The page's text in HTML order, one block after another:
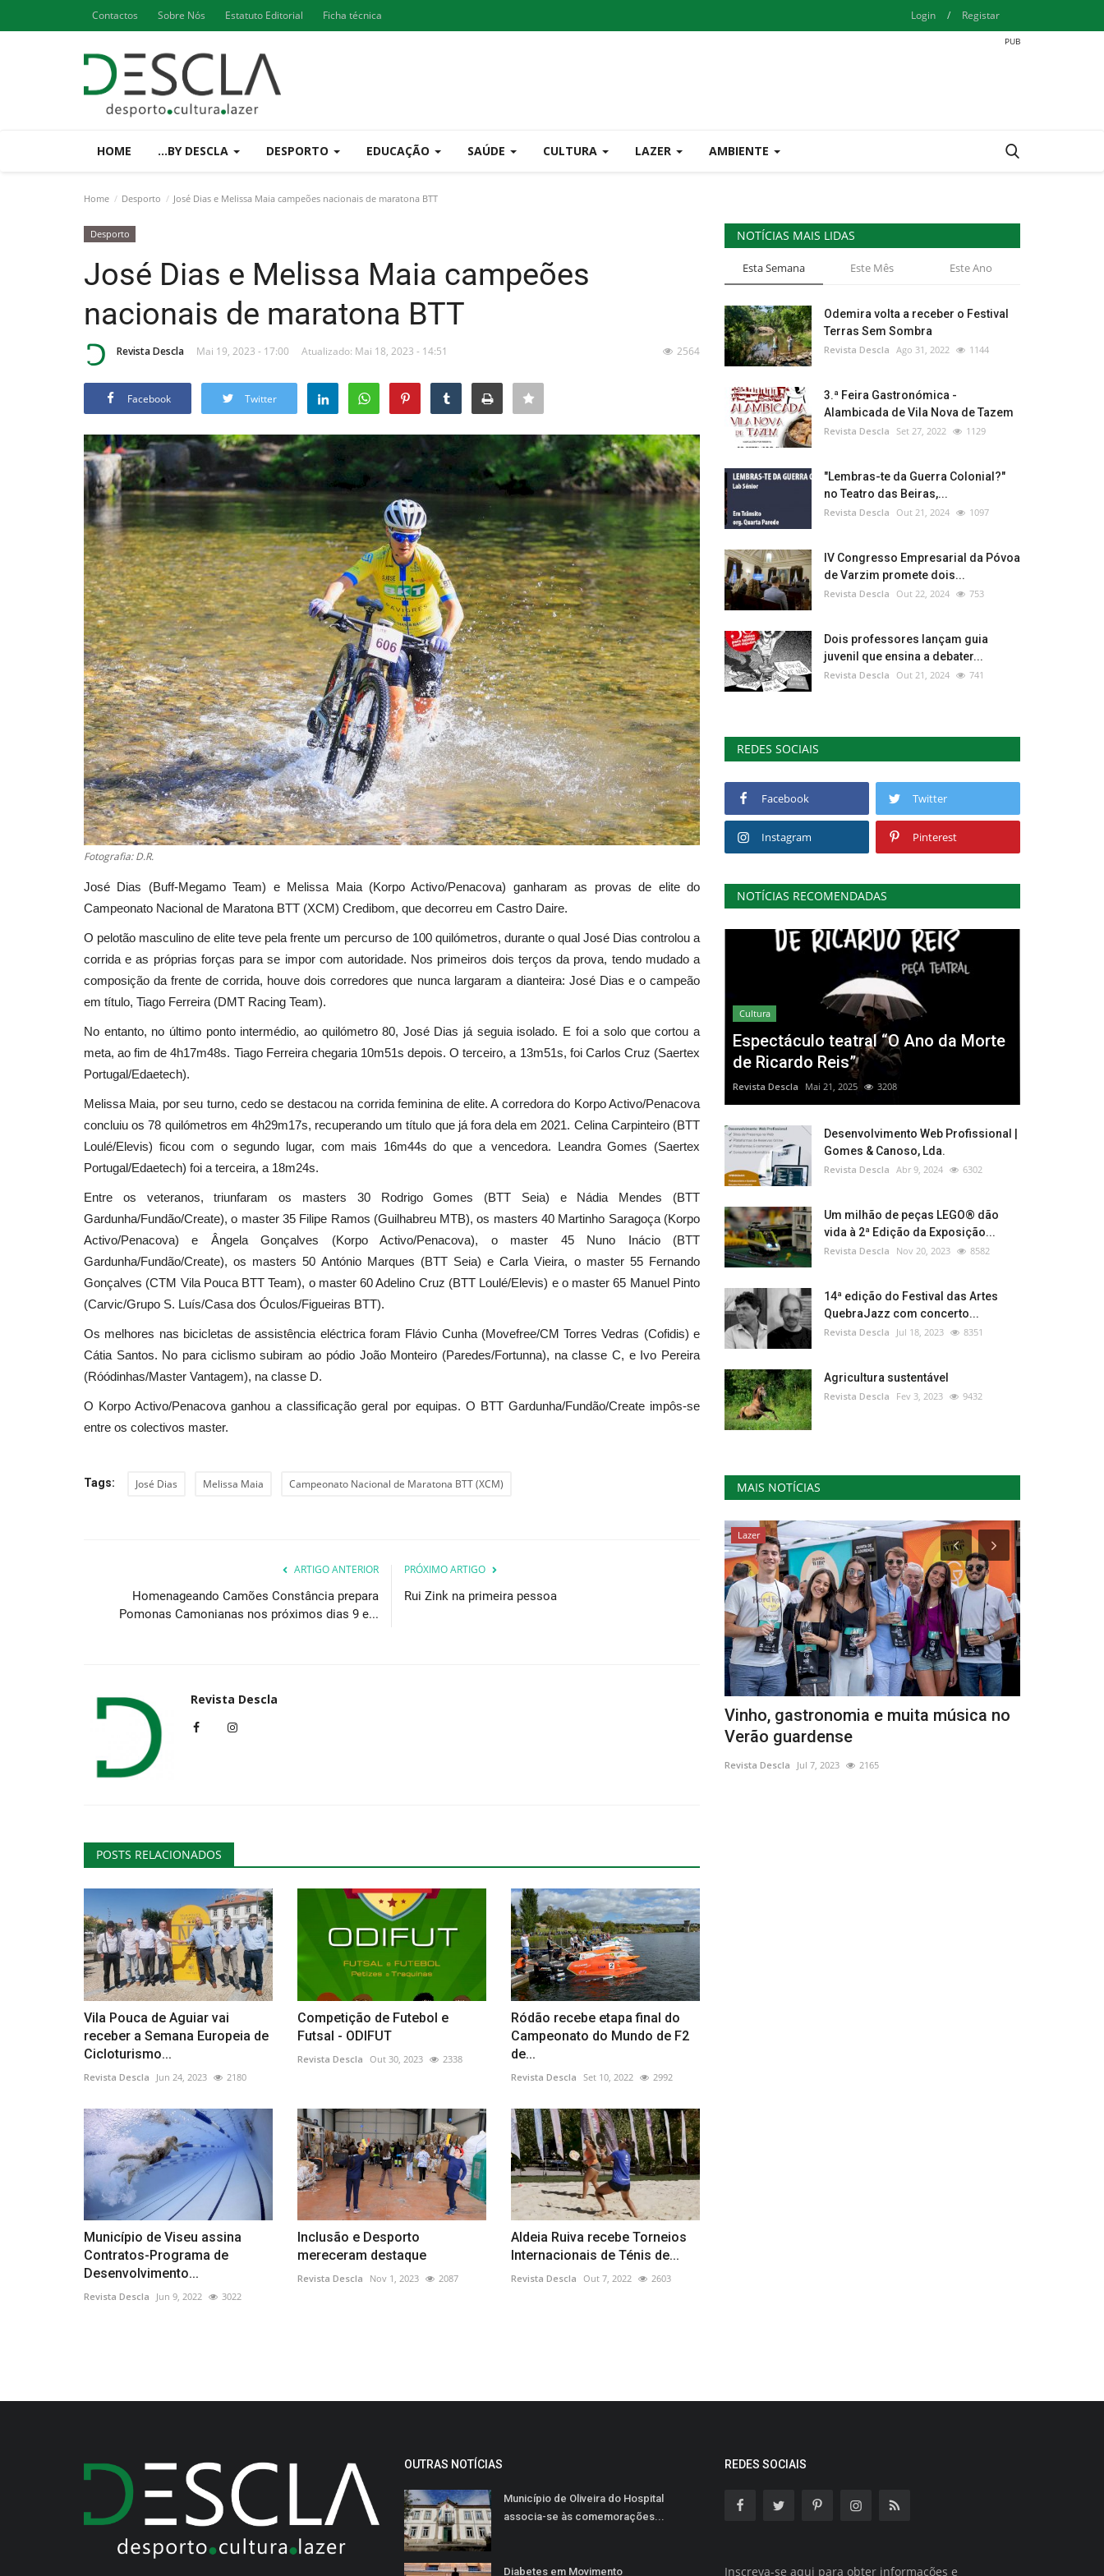
Contactos Sobre Nós Estatuto Editorial Ficha técnica Login / Registar
HOME ...BY DESCLA DESPORTO EDUCAÇÃO SAÚDE CULTURA LAZER AMBIENTE
Home Desporto José Dias e Melissa Maia campeões nacionais de maratona BTT
Desporto
José Dias e Melissa Maia campeões
nacionais de maratona BTT
Revista Descla Mai 19, 2023 - 17:00 Atualizado: Mai 18, 2023 - 14:51 2564
Facebook Twitter
Fotografia: D.R.
José Dias (Buff-Megamo Team) e Melissa Maia (Korpo Activo/Penacova) ganharam as provas de elite do
Campeonato Nacional de Maratona BTT (XCM) Credibom, que decorreu em Castro Daire.
O pelotão masculino de elite teve pela frente um percurso de 100 quilómetros, durante o qual José Dias controlou a
corrida e as próprias forças para se impor com autoridade. Nos primeiros dois terços da prova, tendo mudado a
composição da frente de corrida, houve dois corredores que nunca largaram a dianteira: José Dias e o campeão
em título, Tiago Ferreira (DMT Racing Team).
No entanto, no último ponto intermédio, ao quilómetro 80, José Dias já seguia isolado. E foi a solo que cortou a
meta, ao fim de 4h17m48s. Tiago Ferreira chegaria 10m51s depois. O terceiro, a 13m51s, foi Carlos Cruz (Saertex
Portugal/Edaetech).
Melissa Maia, por seu turno, cedo se destacou na corrida feminina de elite. A corredora do Korpo Activo/Penacova
concluiu os 78 quilómetros em 4h29m17s, recuperando um título que já fora dela em 2021. Celina Carpinteiro (BTT
Loulé/Elevis) ficou com o segundo lugar, com mais 16m44s do que a vencedora. Leandra Gomes (Saertex
Portugal/Edaetech) foi a terceira, a 18m24s.
Entre os veteranos, triunfaram os masters 30 Rodrigo Gomes (BTT Seia) e Nádia Mendes (BTT
Gardunha/Fundão/Create), o master 35 Filipe Ramos (Guilhabreu MTB), os masters 40 Martinho Saragoça (Korpo
Activo/Penacova) e Ângela Gonçalves (Korpo Activo/Penacova), o master 45 Nuno Inácio (BTT
Gardunha/Fundão/Create), os masters 50 António Marques (BTT Seia) e Carla Vieira, o master 55 Fernando
Gonçalves (CTM Vila Pouca BTT Team), o master 60 Adelino Cruz (BTT Loulé/Elevis) e o master 65 Manuel Pinto
(Carvic/Grupo S. Luís/Casa dos Óculos/Figueiras BTT).
Os melhores nas bicicletas de assistência eléctrica foram Flávio Cunha (Movefree/CM Torres Vedras (Cofidis) e
Cátia Santos. No para ciclismo subiram ao pódio João Monteiro (Paredes/Fortunna), na classe C, e Ivo Pereira
(Róódinhas/Master Vantagem), na classe D.
O Korpo Activo/Penacova ganhou a classificação geral por equipas. O BTT Gardunha/Fundão/Create impôs-se
entre os colectivos master.
Tags: José Dias Melissa Maia Campeonato Nacional de Maratona BTT (XCM)
ARTIGO ANTERIOR
Homenageando Camões Constância prepara
Pomonas Camonianas nos próximos dias 9 e...
PRÓXIMO ARTIGO
Rui Zink na primeira pessoa
Revista Descla
POSTS RELACIONADOS
Vila Pouca de Aguiar vai
receber a Semana Europeia de
Cicloturismo...
Revista Descla Jun 24, 2023 2180
Competição de Futebol e
Futsal - ODIFUT
Revista Descla Out 30, 2023 2338
Ródão recebe etapa final do
Campeonato do Mundo de F2
de...
Revista Descla Set 10, 2022 2992
Município de Viseu assina
Contratos-Programa de
Desenvolvimento...
Revista Descla Jun 9, 2022 3022
Inclusão e Desporto
mereceram destaque
Revista Descla Nov 1, 2023 2087
Aldeia Ruiva recebe Torneios
Internacionais de Ténis de...
Revista Descla Out 7, 2022 2603
NOTÍCIAS MAIS LIDAS
Esta Semana Este Mês Este Ano
Odemira volta a receber o Festival
Terras Sem Sombra
Revista Descla Ago 31, 2022 1144
3.ª Feira Gastronómica -
Alambicada de Vila Nova de Tazem
Revista Descla Set 27, 2022 1129
"Lembras-te da Guerra Colonial?"
no Teatro das Beiras,...
Revista Descla Out 21, 2024 1097
IV Congresso Empresarial da Póvoa
de Varzim promete dois...
Revista Descla Out 22, 2024 753
Dois professores lançam guia
juvenil que ensina a debater...
Revista Descla Out 21, 2024 741
REDES SOCIAIS
Facebook Twitter
Instagram Pinterest
NOTÍCIAS RECOMENDADAS
Cultura
Espectáculo teatral “O Ano da Morte
de Ricardo Reis”
Revista Descla Mai 21, 2025 3208
Desenvolvimento Web Profissional |
Gomes & Canoso, Lda.
Revista Descla Abr 9, 2024 6302
Um milhão de peças LEGO® dão
vida à 2ª Edição da Exposição...
Revista Descla Nov 20, 2023 8582
14ª edição do Festival das Artes
QuebraJazz com concerto...
Revista Descla Jul 18, 2023 8351
Agricultura sustentável
Revista Descla Fev 3, 2023 9432
MAIS NOTÍCIAS
Exposição sobre os Maranhos da Sertã
patente na Casa da...
Revista Descla
Lazer
Vinho, gastronomia e muita música no
Verão guardense
Revista Descla Jul 7, 2023 2165
OUTRAS NOTÍCIAS
Município de Oliveira do Hospital
associa-se às comemorações...
Diabetes em Movimento
REDES SOCIAIS
Inscreva-se aqui para obter informações e